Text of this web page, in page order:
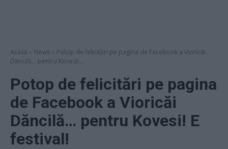
Acasă News
Potop de felicitări pe pagina de Facebook a Vioricăi
Dăncilă... pentru Kovesi!...
Potop de felicitări pe pagina
de Facebook a Vioricăi
Dăncilă… pentru Kovesi! E
festival!